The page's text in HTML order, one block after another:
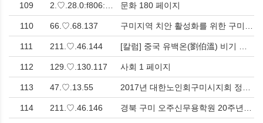
109 문화 180 페이지
110 66.♡.68.137
111 211.♡.46.144
112 129.♡.130.117 사회 1 페이지
113 47.♡.13.55
114 211.♡.46.146